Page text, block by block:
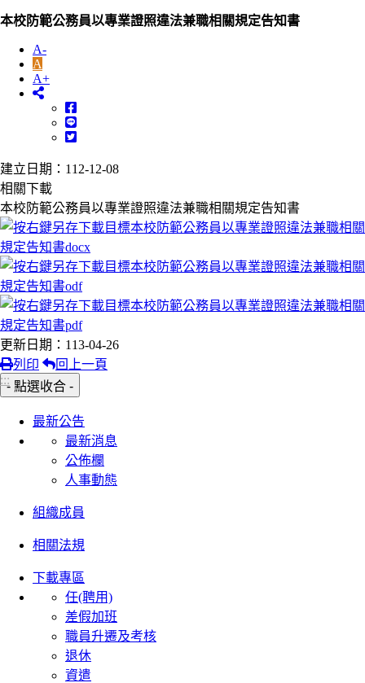
本校防範公務員以專業證照違法兼職相關規定告知書
A-
A
A+
建立日期：112-12-08
相關下載
本校防範公務員以專業證照違法兼職相關規定告知書
更新日期：113-04-26
列印
回上一頁
:::- 點選收合 -
最新公告
最新消息
公佈欄
人事動態
組織成員
相關法規
下載專區
任(聘用)
差假加班
職員升遷及考核
退休
資遣